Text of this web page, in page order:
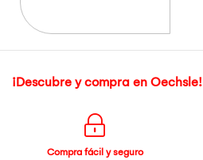
¡Descubre y compra en Oechsle!
Compra fácil y seguro